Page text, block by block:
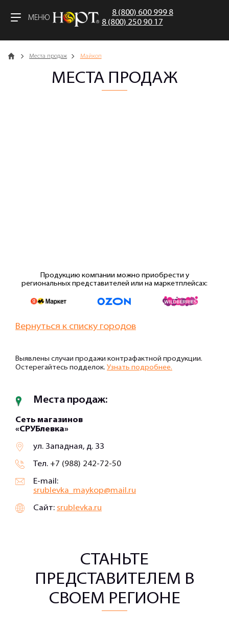
МЕНЮ
8 (800) 600 999 8
8 (800) 250 90 17
Главная Места продаж Майкоп
МЕСТА ПРОДАЖ
Продукцию компании можно приобрести у
региональных представителей или на маркетплейсах:
Вернуться к списку городов
Выявлены случаи продажи контрафактной продукции.
Остерегайтесь подделок. Узнать подробнее.
Места продаж:
Сеть магазинов
«СРУБлевка»
ул. Западная, д. 33
Тел. +7 (988) 242-72-50
E-mail:
srublevka_maykop@mail.ru
Сайт: srublevka.ru
СТАНЬТЕ
ПРЕДСТАВИТЕЛЕМ В
СВОЕМ РЕГИОНЕ